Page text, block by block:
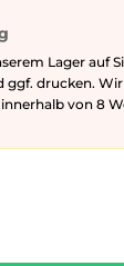
Lager auf
drucken.
von 8